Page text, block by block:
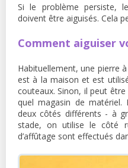
Si le problème persiste,
doivent être aiguisés. Cela
Comment aiguiser
Habituellement, une pierre
est à la maison et est
couteaux. Sinon, il peut
quel magasin de matériel.
deux côtés différents - à
stade, on utilise le côté
d’affûtage sont effectués